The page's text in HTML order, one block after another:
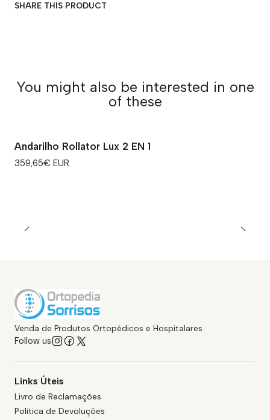
SHARE THIS PRODUCT
You might also be interested in one
of these
Andarilho Rollator Lux 2 EN 1
359,65€ EUR
Venda de Produtos Ortopédicos e Hospitalares
Follow us
Links Úteis
Livro de Reclamações
Politica de Devoluções